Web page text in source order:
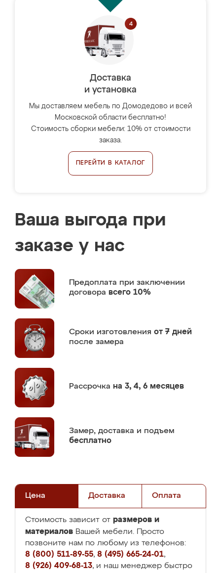
Доставка
и установка
Мы доставляем мебель по Домодедово и всей
Московской области бесплатно!
Стоимость сборки мебели: 10% от стоимости
заказа.
ПЕРЕЙТИ В КАТАЛОГ
Ваша выгода при
заказе у нас
Предоплата при заключении
договора всего 10%
Сроки изготовления от 7 дней
после замера
Рассрочка на 3, 4, 6 месяцев
Замер, доставка и подъем
бесплатно
Цена Доставка Оплата
Стоимость зависит от размеров и
материалов Вашей мебели. Просто
позвоните нам по любому из телефонов:
8 (800) 511-89-55, 8 (495) 665-24-01,
8 (926) 409-68-13, и наш менеджер быстро